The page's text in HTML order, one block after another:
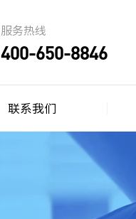
服务热线
400-650-8846
联系我们